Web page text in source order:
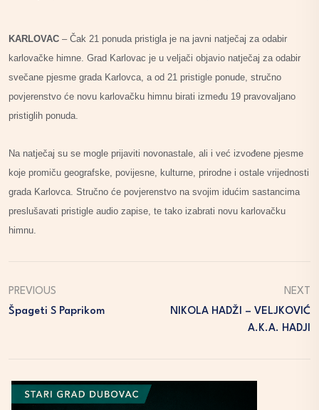
KARLOVAC – Čak 21 ponuda pristigla je na javni natječaj za odabir
karlovačke himne. Grad Karlovac je u veljači objavio natječaj za odabir
svečane pjesme grada Karlovca, a od 21 pristigle ponude, stručno
povjerenstvo će novu karlovačku himnu birati između 19 pravovaljano
pristiglih ponuda.
Na natječaj su se mogle prijaviti novonastale, ali i već izvođene pjesme
koje promiču geografske, povijesne, kulturne, prirodne i ostale vrijednosti
grada Karlovca. Stručno će povjerenstvo na svojim idućim sastancima
preslušavati pristigle audio zapise, te tako izabrati novu karlovačku
himnu.
PREVIOUS
Špageti S Paprikom
NEXT
NIKOLA HADŽI – VELJKOVIĆ
A.k.a. HADJI